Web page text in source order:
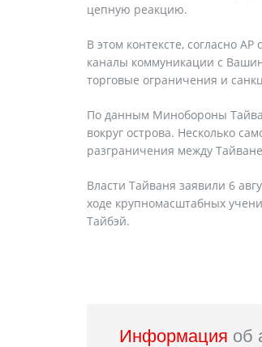
цепную реакцию.
В этом контексте, согласно
каналы коммуникации с
торговые ограничения и
По данным Минобороны
вокруг острова. Несколько
разграничения между
Власти Тайваня заявили 6
ходе крупномасштабных
Тайбэй.
Информация об